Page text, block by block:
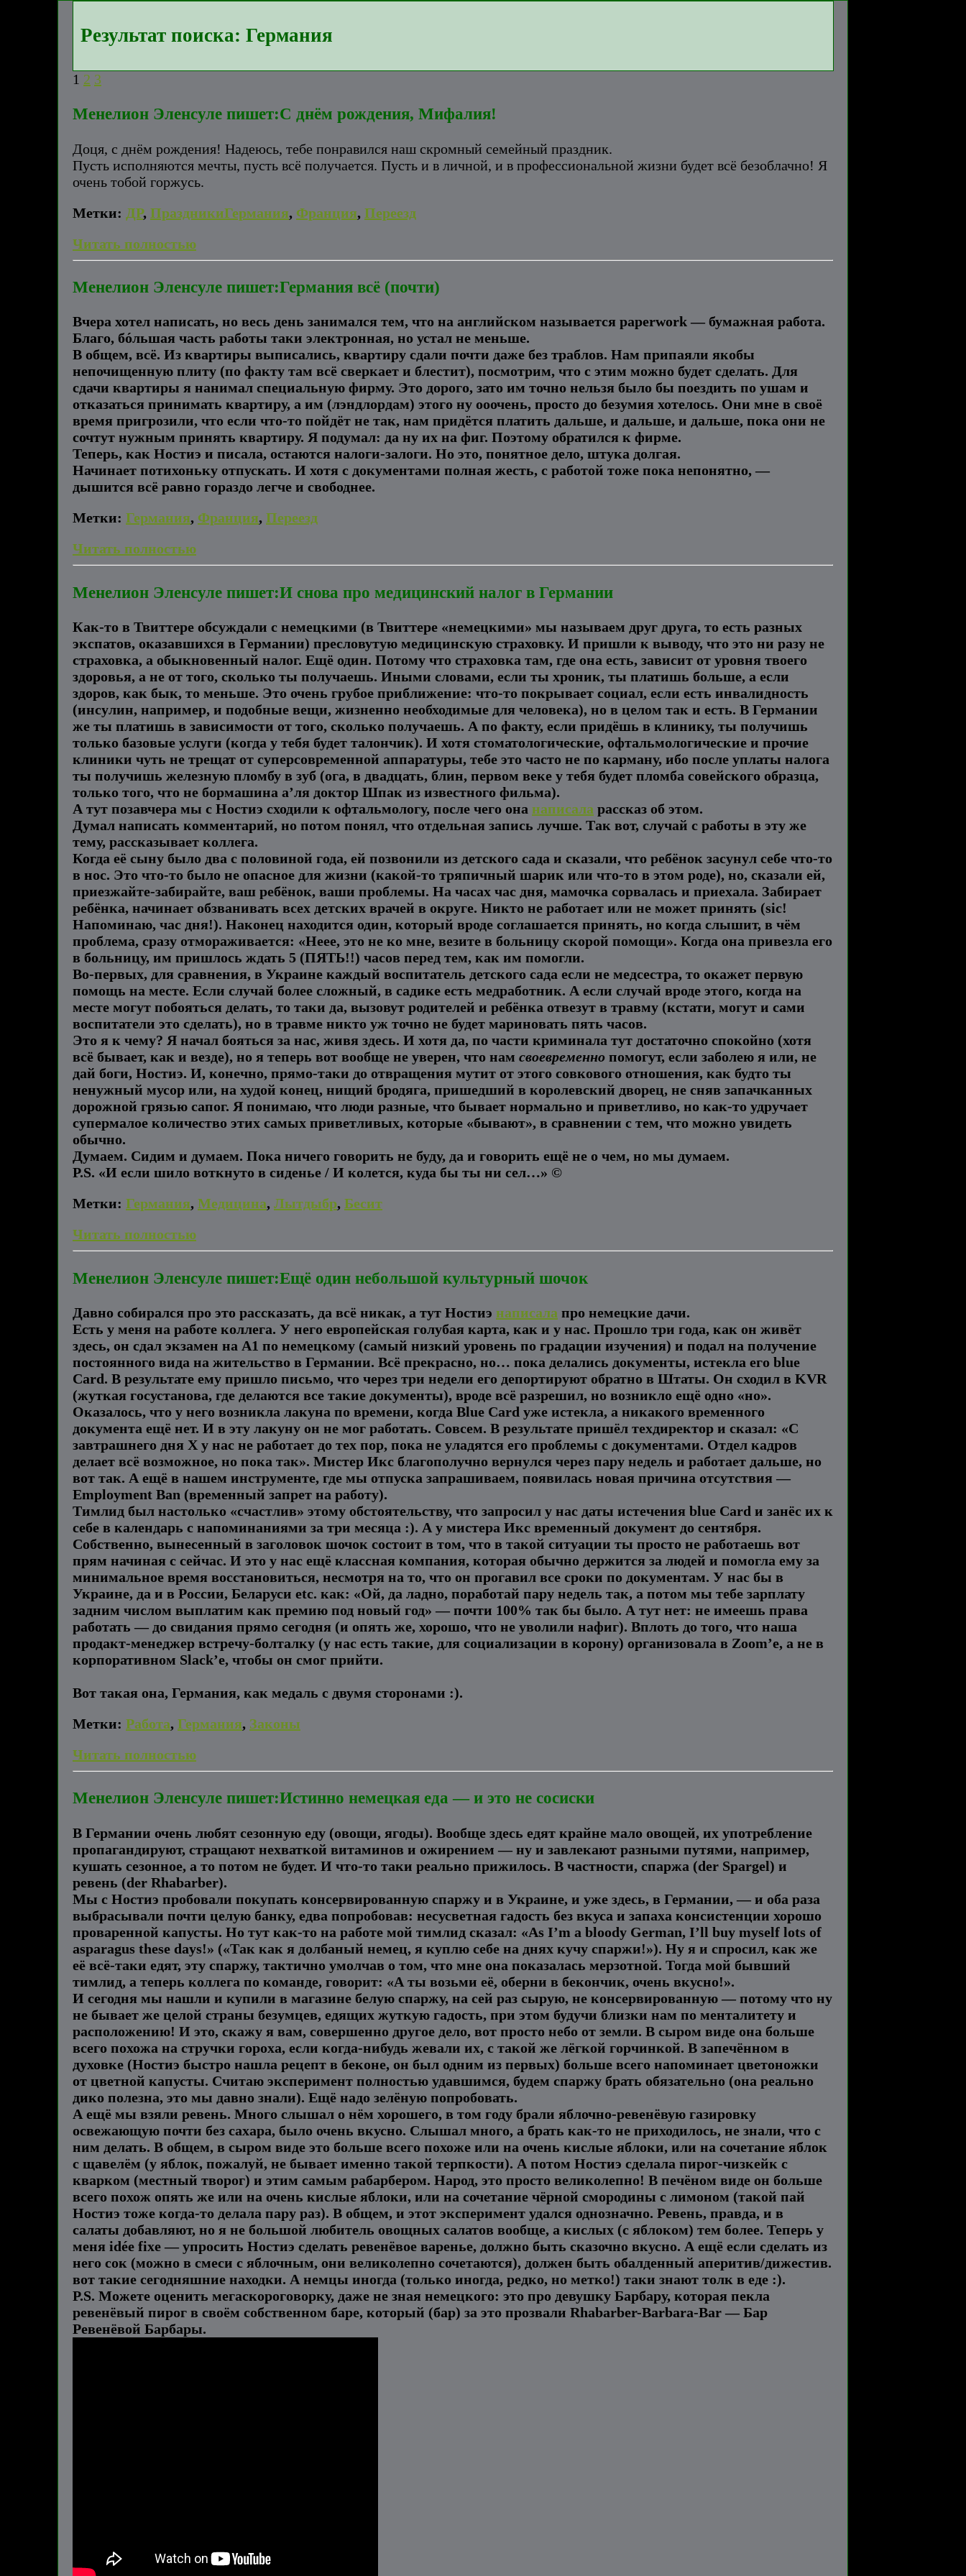
Результат поиска: Германия
1 2 3
Менелион Эленсуле пишет:С днём рождения, Мифалия!
Доця, с днём рождения! Надеюсь, тебе понравился наш скромный семейный праздник.
Пусть исполняются мечты, пусть всё получается. Пусть и в личной, и в профессиональной жизни будет всё безоблачно! Я
очень тобой горжусь.
Метки: ДР, ПраздникиГермания, Франция, Переезд
Читать полностью
Менелион Эленсуле пишет:Германия всё (почти)
Вчера хотел написать, но весь день занимался тем, что на английском называется paperwork — бумажная работа.
Благо, бóльшая часть работы таки электронная, но устал не меньше.
В общем, всё. Из квартиры выписались, квартиру сдали почти даже без траблов. Нам припаяли якобы
непочищенную плиту (по факту там всё сверкает и блестит), посмотрим, что с этим можно будет сделать. Для
сдачи квартиры я нанимал специальную фирму. Это дорого, зато им точно нельзя было бы поездить по ушам и
отказаться принимать квартиру, а им (лэндлордам) этого ну ооочень, просто до безумия хотелось. Они мне в своё
время пригрозили, что если что-то пойдёт не так, нам придётся платить дальше, и дальше, и дальше, пока они не
сочтут нужным принять квартиру. Я подумал: да ну их на фиг. Поэтому обратился к фирме.
Теперь, как Ностиэ и писала, остаются налоги-залоги. Но это, понятное дело, штука долгая.
Начинает потихоньку отпускать. И хотя с документами полная жесть, с работой тоже пока непонятно, —
дышится всё равно гораздо легче и свободнее.
Метки: Германия, Франция, Переезд
Читать полностью
Менелион Эленсуле пишет:И снова про медицинский налог в Германии
Как-то в Твиттере обсуждали с немецкими (в Твиттере «немецкими» мы называем друг друга, то есть разных
экспатов, оказавшихся в Германии) пресловутую медицинскую страховку. И пришли к выводу, что это ни разу не
страховка, а обыкновенный налог. Ещё один. Потому что страховка там, где она есть, зависит от уровня твоего
здоровья, а не от того, сколько ты получаешь. Иными словами, если ты хроник, ты платишь больше, а если
здоров, как бык, то меньше. Это очень грубое приближение: что-то покрывает социал, если есть инвалидность
(инсулин, например, и подобные вещи, жизненно необходимые для человека), но в целом так и есть. В Германии
же ты платишь в зависимости от того, сколько получаешь. А по факту, если придёшь в клинику, ты получишь
только базовые услуги (когда у тебя будет талончик). И хотя стоматологические, офтальмологические и прочие
клиники чуть не трещат от суперсовременной аппаратуры, тебе это часто не по карману, ибо после уплаты налога
ты получишь железную пломбу в зуб (ога, в двадцать, блин, первом веке у тебя будет пломба совейского образца,
только того, что не бормашина а’ля доктор Шпак из известного фильма).
А тут позавчера мы с Ностиэ сходили к офтальмологу, после чего она написала рассказ об этом.
Думал написать комментарий, но потом понял, что отдельная запись лучше. Так вот, случай с работы в эту же
тему, рассказывает коллега.
Когда её сыну было два с половиной года, ей позвонили из детского сада и сказали, что ребёнок засунул себе что-то
в нос. Это что-то было не опасное для жизни (какой-то тряпичный шарик или что-то в этом роде), но, сказали ей,
приезжайте-забирайте, ваш ребёнок, ваши проблемы. На часах час дня, мамочка сорвалась и приехала. Забирает
ребёнка, начинает обзванивать всех детских врачей в округе. Никто не работает или не может принять (sic!
Напоминаю, час дня!). Наконец находится один, который вроде соглашается принять, но когда слышит, в чём
проблема, сразу отмораживается: «Неее, это не ко мне, везите в больницу скорой помощи». Когда она привезла его
в больницу, им пришлось ждать 5 (ПЯТЬ!!) часов перед тем, как им помогли.
Во-первых, для сравнения, в Украине каждый воспитатель детского сада если не медсестра, то окажет первую
помощь на месте. Если случай более сложный, в садике есть медработник. А если случай вроде этого, когда на
месте могут побояться делать, то таки да, вызовут родителей и ребёнка отвезут в травму (кстати, могут и сами
воспитатели это сделать), но в травме никто уж точно не будет мариновать пять часов.
Это я к чему? Я начал бояться за нас, живя здесь. И хотя да, по части криминала тут достаточно спокойно (хотя
всё бывает, как и везде), но я теперь вот вообще не уверен, что нам своевременно помогут, если заболею я или, не
дай боги, Ностиэ. И, конечно, прямо-таки до отвращения мутит от этого совкового отношения, как будто ты
ненужный мусор или, на худой конец, нищий бродяга, пришедший в королевский дворец, не сняв запачканных
дорожной грязью сапог. Я понимаю, что люди разные, что бывает нормально и приветливо, но как-то удручает
супермалое количество этих самых приветливых, которые «бывают», в сравнении с тем, что можно увидеть
обычно.
Думаем. Сидим и думаем. Пока ничего говорить не буду, да и говорить ещё не о чем, но мы думаем.
P.S. «И если шило воткнуто в сиденье / И колется, куда бы ты ни сел…» ©
Метки: Германия, Медицина, Лытдыбр, Бесит
Читать полностью
Менелион Эленсуле пишет:Ещё один небольшой культурный шочок
Давно собирался про это рассказать, да всё никак, а тут Ностиэ написала про немецкие дачи.
Есть у меня на работе коллега. У него европейская голубая карта, как и у нас. Прошло три года, как он живёт
здесь, он сдал экзамен на A1 по немецкому (самый низкий уровень по градации изучения) и подал на получение
постоянного вида на жительство в Германии. Всё прекрасно, но… пока делались документы, истекла его blue
Card. В результате ему пришло письмо, что через три недели его депортируют обратно в Штаты. Он сходил в KVR
(жуткая госустанова, где делаются все такие документы), вроде всё разрешил, но возникло ещё одно «но».
Оказалось, что у него возникла лакуна по времени, когда Blue Card уже истекла, а никакого временного
документа ещё нет. И в эту лакуну он не мог работать. Совсем. В результате пришёл техдиректор и сказал: «С
завтрашнего дня X у нас не работает до тех пор, пока не уладятся его проблемы с документами. Отдел кадров
делает всё возможное, но пока так». Мистер Икс благополучно вернулся через пару недель и работает дальше, но
вот так. А ещё в нашем инструменте, где мы отпуска запрашиваем, появилась новая причина отсутствия —
Employment Ban (временный запрет на работу).
Тимлид был настолько «счастлив» этому обстоятельству, что запросил у нас даты истечения blue Card и занёс их к
себе в календарь с напоминаниями за три месяца :). А у мистера Икс временный документ до сентября.
Собственно, вынесенный в заголовок шочок состоит в том, что в такой ситуации ты просто не работаешь вот
прям начиная с сейчас. И это у нас ещё классная компания, которая обычно держится за людей и помогла ему за
минимальное время восстановиться, несмотря на то, что он прогавил все сроки по документам. У нас бы в
Украине, да и в России, Беларуси etc. как: «Ой, да ладно, поработай пару недель так, а потом мы тебе зарплату
задним числом выплатим как премию под новый год» — почти 100% так бы было. А тут нет: не имеешь права
работать — до свидания прямо сегодня (и опять же, хорошо, что не уволили нафиг). Вплоть до того, что наша
продакт-менеджер встречу-болталку (у нас есть такие, для социализации в корону) организовала в Zoom’е, а не в
корпоративном Slack’е, чтобы он смог прийти.
Вот такая она, Германия, как медаль с двумя сторонами :).
Метки: Работа, Германия, Законы
Читать полностью
Менелион Эленсуле пишет:Истинно немецкая еда — и это не сосиски
В Германии очень любят сезонную еду (овощи, ягоды). Вообще здесь едят крайне мало овощей, их употребление
пропагандируют, стращают нехваткой витаминов и ожирением — ну и завлекают разными путями, например,
кушать сезонное, а то потом не будет. И что-то таки реально прижилось. В частности, спаржа (der Spargel) и
ревень (der Rhabarber).
Мы с Ностиэ пробовали покупать консервированную спаржу и в Украине, и уже здесь, в Германии, — и оба раза
выбрасывали почти целую банку, едва попробовав: несусветная гадость без вкуса и запаха консистенции хорошо
проваренной капусты. Но тут как-то на работе мой тимлид сказал: «As I’m a bloody German, I’ll buy myself lots of
asparagus these days!» («Так как я долбаный немец, я куплю себе на днях кучу спаржи!»). Ну я и спросил, как же
её всё-таки едят, эту спаржу, тактично умолчав о том, что мне она показалась мерзотной. Тогда мой бывший
тимлид, а теперь коллега по команде, говорит: «А ты возьми её, оберни в бекончик, очень вкусно!».
И сегодня мы нашли и купили в магазине белую спаржу, на сей раз сырую, не консервированную — потому что ну
не бывает же целой страны безумцев, едящих жуткую гадость, при этом будучи близки нам по менталитету и
расположению! И это, скажу я вам, совершенно другое дело, вот просто небо от земли. В сыром виде она больше
всего похожа на стручки гороха, если когда-нибудь жевали их, с такой же лёгкой горчинкой. В запечённом в
духовке (Ностиэ быстро нашла рецепт в беконе, он был одним из первых) больше всего напоминает цветоножки
от цветной капусты. Считаю эксперимент полностью удавшимся, будем спаржу брать обязательно (она реально
дико полезна, это мы давно знали). Ещё надо зелёную попробовать.
А ещё мы взяли ревень. Много слышал о нём хорошего, в том году брали яблочно-ревенёвую газировку
освежающую почти без сахара, было очень вкусно. Слышал много, а брать как-то не приходилось, не знали, что с
ним делать. В общем, в сыром виде это больше всего похоже или на очень кислые яблоки, или на сочетание яблок
с щавелём (у яблок, пожалуй, не бывает именно такой терпкости). А потом Ностиэ сделала пирог-чизкейк с
кварком (местный творог) и этим самым рабарбером. Народ, это просто великолепно! В печёном виде он больше
всего похож опять же или на очень кислые яблоки, или на сочетание чёрной смородины с лимоном (такой пай
Ностиэ тоже когда-то делала пару раз). В общем, и этот эксперимент удался однозначно. Ревень, правда, и в
салаты добавляют, но я не большой любитель овощных салатов вообще, а кислых (с яблоком) тем более. Теперь у
меня idée fixe — упросить Ностиэ сделать ревенёвое варенье, должно быть сказочно вкусно. А ещё если сделать из
него сок (можно в смеси с яблочным, они великолепно сочетаются), должен быть обалденный аперитив/дижестив.
вот такие сегодняшние находки. А немцы иногда (только иногда, редко, но метко!) таки знают толк в еде :).
P.S. Можете оценить мегаскороговорку, даже не зная немецкого: это про девушку Барбару, которая пекла
ревенёвый пирог в своём собственном баре, который (бар) за это прозвали Rhabarber-Barbara-Bar — Бар
Ревенёвой Барбары.